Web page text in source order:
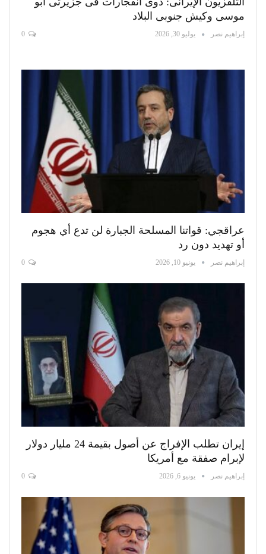
موسى وكيش جنوبى البلاد
إبراهيم نصر يوليو 30, 2026
عراقجي: قواتنا المسلحة الجبارة لن تدع أي هجوم
أو تهديد دون رد
إبراهيم نصر يونيو 10, 2026
إيران تطلب الإفراج عن أصول بقيمة 24 مليار دولار
لإبرام صفقة مع أمريكا
إبراهيم نصر يونيو 6, 2026